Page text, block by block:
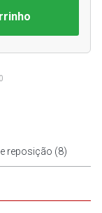
reposição (8)